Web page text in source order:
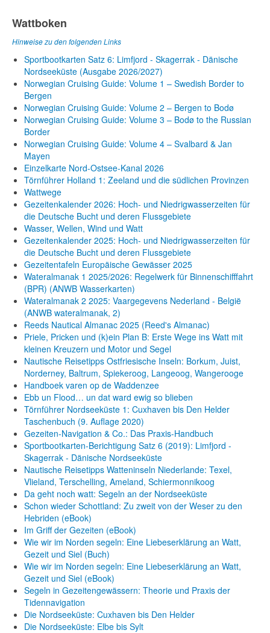
Wattboken
Hinweise zu den folgenden Links
Sportbootkarten Satz 6: Limfjord - Skagerrak - Dänische
Nordseeküste (Ausgabe 2026/2027)
Norwegian Cruising Guide: Volume 1 – Swedish Border to
Bergen
Norwegian Cruising Guide: Volume 2 – Bergen to Bodø
Norwegian Cruising Guide: Volume 3 – Bodø to the Russian
Border
Norwegian Cruising Guide: Volume 4 – Svalbard & Jan
Mayen
Einzelkarte Nord-Ostsee-Kanal 2026
Törnführer Holland 1: Zeeland und die südlichen Provinzen
Wattwege
Gezeitenkalender 2026: Hoch- und Niedrigwasserzeiten für
die Deutsche Bucht und deren Flussgebiete
Wasser, Wellen, Wind und Watt
Gezeitenkalender 2025: Hoch- und Niedrigwasserzeiten für
die Deutsche Bucht und deren Flussgebiete
Gezeitentafeln Europäische Gewässer 2025
Wateralmanak 1 2025/2026: Regelwerk für Binnenschifffahrt
(BPR) (ANWB Wasserkarten)
Wateralmanak 2 2025: Vaargegevens Nederland - België
(ANWB wateralmanak, 2)
Reeds Nautical Almanac 2025 (Reed's Almanac)
Priele, Pricken und (k)ein Plan B: Erste Wege ins Watt mit
kleinen Kreuzern und Motor und Segel
Nautische Reisetipps Ostfriesische Inseln: Borkum, Juist,
Norderney, Baltrum, Spiekeroog, Langeoog, Wangerooge
Handboek varen op de Waddenzee
Ebb un Flood… un dat ward ewig so blieben
Törnführer Nordseeküste 1: Cuxhaven bis Den Helder
Taschenbuch (9. Auflage 2020)
Gezeiten-Navigation & Co.: Das Praxis-Handbuch
Sportbootkarten-Berichtigung Satz 6 (2019): Limfjord -
Skagerrak - Dänische Nordseeküste
Nautische Reisetipps Watteninseln Niederlande: Texel,
Vlieland, Terschelling, Ameland, Schiermonnikoog
Da geht noch watt: Segeln an der Nordseeküste
Schon wieder Schottland: Zu zweit von der Weser zu den
Hebriden (eBook)
Im Griff der Gezeiten (eBook)
Wie wir im Norden segeln: Eine Liebeserklärung an Watt,
Gezeit und Siel (Buch)
Wie wir im Norden segeln: Eine Liebeserklärung an Watt,
Gezeit und Siel (eBook)
Segeln in Gezeitengewässern: Theorie und Praxis der
Tidennavigation
Die Nordseeküste: Cuxhaven bis Den Helder
Die Nordseeküste: Elbe bis Sylt